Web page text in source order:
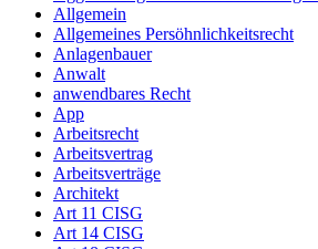
Allgemein
Allgemeines Persöhnlichkeitsrecht
Anlagenbauer
Anwalt
anwendbares Recht
App
Arbeitsrecht
Arbeitsvertrag
Arbeitsverträge
Architekt
Art 11 CISG
Art 14 CISG